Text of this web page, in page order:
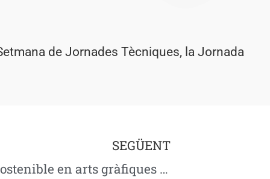
de Jornades Tècniques, la Jornada
SEGÜENT
EcoLabAG: Innovació sostenible en arts gràfiques des de la Formació Professional